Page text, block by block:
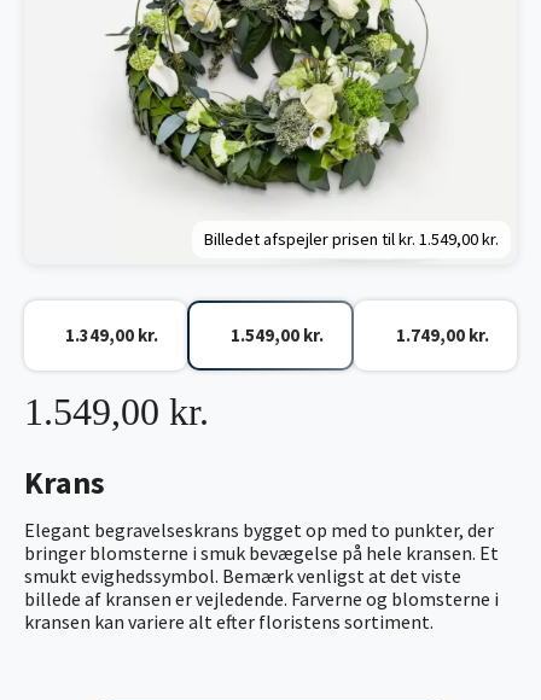
Billedet afspejler prisen til kr. 1.549,00 kr.
Krans
Elegant begravelseskrans bygget op med to punkter, der
bringer blomsterne i smuk bevægelse på hele kransen. Et
smukt evighedssymbol. Bemærk venligst at det viste
billede af kransen er vejledende. Farverne og blomsterne i
kransen kan variere alt efter floristens sortiment.
1.549,00 kr.
1.349,00 kr. 1.549,00 kr. 1.749,00 kr.